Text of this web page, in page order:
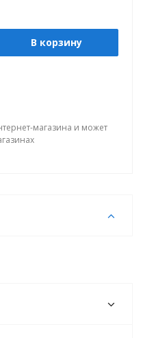
В корзину
магазина и может